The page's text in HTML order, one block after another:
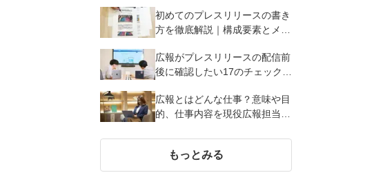
初めてのプレスリリースの書き
方を徹底解説｜構成要素とメデ
ト
広報がプレスリリースの配信前
後に確認したい17のチェックポ
広報とはどんな仕事？意味や目
的、仕事内容を現役広報担当者
もっとみる